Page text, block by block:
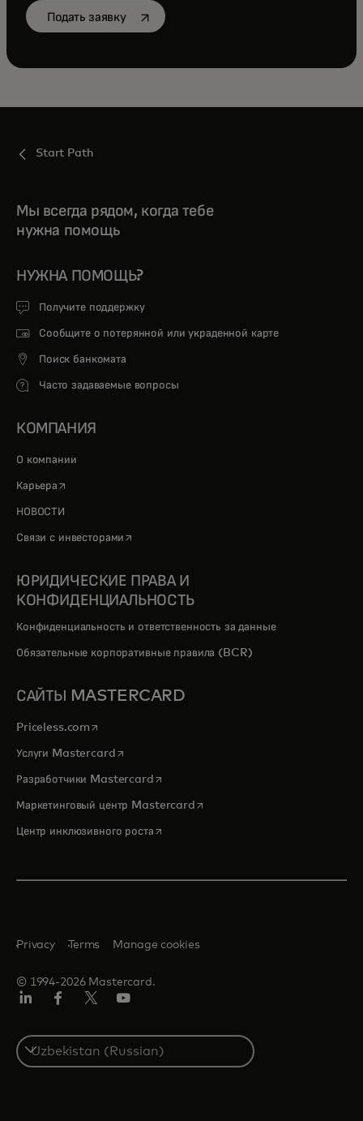
Подать заявку opens in a new tab
Start Path
Мы всегда рядом, когда тебе
нужна помощь
НУЖНА ПОМОЩЬ?
Получите поддержку
Сообщите о потерянной или украденной карте
Поиск банкомата
Часто задаваемые вопросы
КОМПАНИЯ
О компании
Карьера opens in a new tab
НОВОСТИ
Связи с инвесторами opens in a new tab
ЮРИДИЧЕСКИЕ ПРАВА И
КОНФИДЕНЦИАЛЬНОСТЬ
Конфиденциальность и ответственность за данные
Обязательные корпоративные правила (BCR)
САЙТЫ MASTERCARD
Priceless.com opens in a new tab
Услуги Mastercardopens in a new tab
Разработчики Mastercardopens in a new tab
Маркетинговый центр Mastercardopens in a new tab
Центр инклюзивного ростаopens in a new tab
© 1994-2026 Mastercard.
Privacy Terms Manage cookies
Select
a
country